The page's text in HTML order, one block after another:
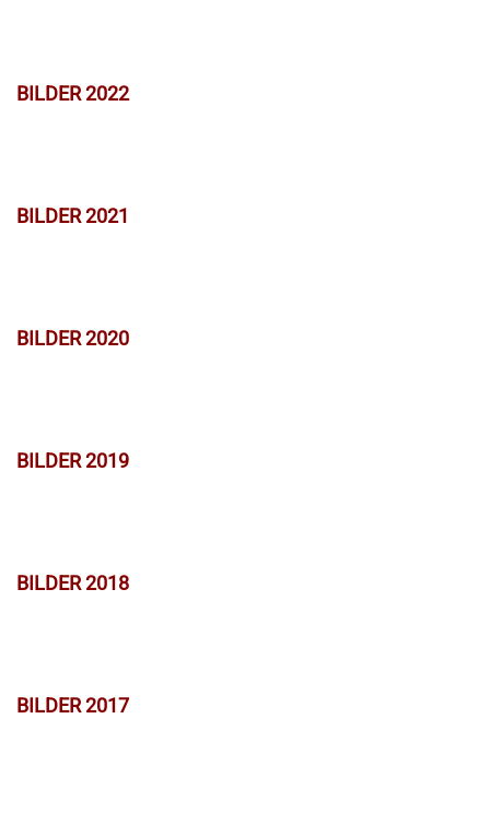
BILDER 2022
BILDER 2021
BILDER 2020
BILDER 2019
BILDER 2018
BILDER 2017